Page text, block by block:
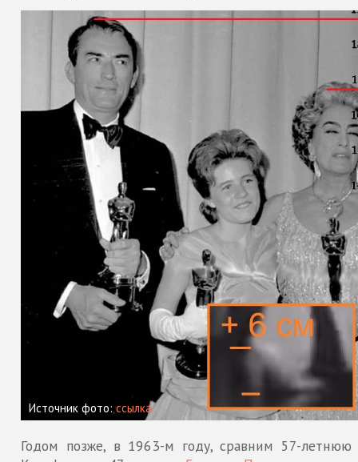
Источник фото:ссылка
Годом позже, в 1963-м году, сравним 57-